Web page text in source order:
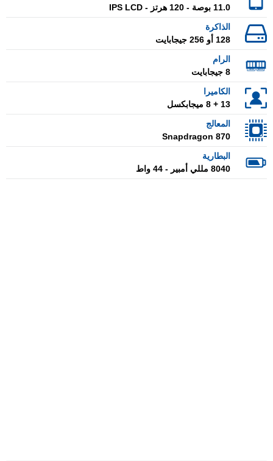
11.0 بوصة - 120 هرتز - IPS LCD
الذاكرة
128 أو 256 جيجابايت
الرام
8 جيجابايت
الكاميرا
13 + 8 ميجابكسل
المعالج
Snapdragon 870
البطارية
8040 مللي أمبير - 44 واط